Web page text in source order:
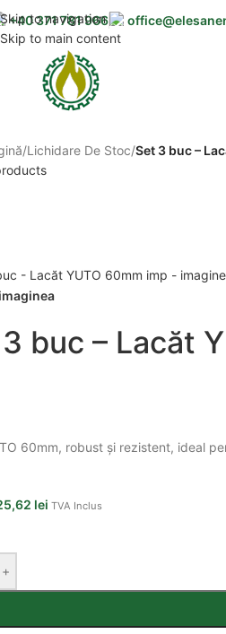
Skip to navigation
Skip to main content
+40 371 781 966
/Lichidare De Stoc/Set 3 buc –
buc – Lacăt
60mm, robust și rezistent, ideal
lei TVA Inclus
+